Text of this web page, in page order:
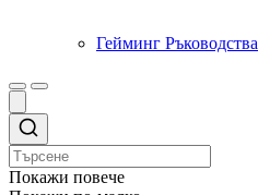
Гейминг Ръководства
Покажи повече